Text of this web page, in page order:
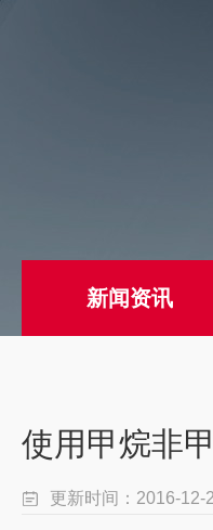
新闻资讯
使用甲烷非
更新时间：2016-12-